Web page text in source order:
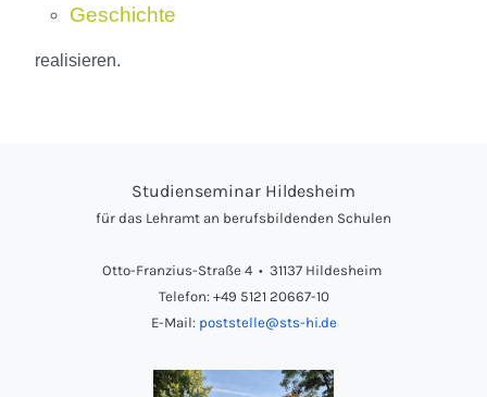
Geschichte
realisieren.
Studienseminar Hildesheim
für das Lehramt an berufsbildenden Schulen
Otto-Franzius-Straße 4 • 31137 Hildesheim
Telefon: +49 5121 20667-10
E-Mail: poststelle@sts-hi.de